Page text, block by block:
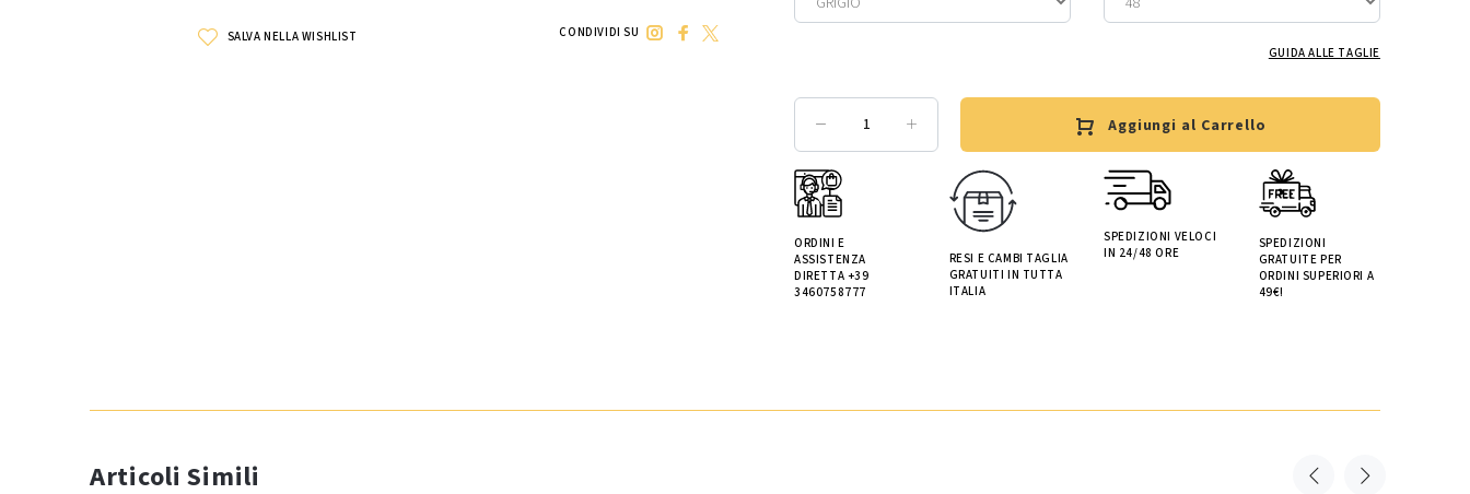
SALVA NELLA WISHLIST CONDIVIDI SU
GUIDA ALLE TAGLIE
Aggiungi al Carrello
ORDINI E
ASSISTENZA
DIRETTA +39
3460758777
RESI E CAMBI TAGLIA
GRATUITI IN TUTTA
ITALIA
SPEDIZIONI VELOCI
IN 24/48 ORE
SPEDIZIONI
GRATUITE PER
ORDINI SUPERIORI A
49€!
Articoli Simili